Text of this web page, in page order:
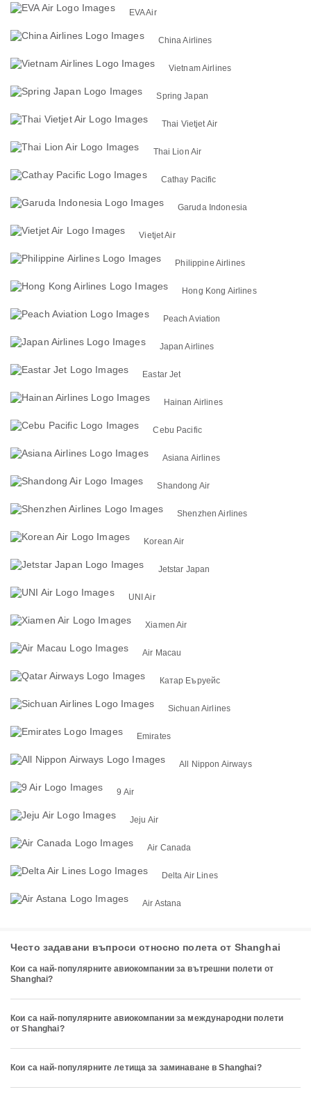
EVA Air
China Airlines
Vietnam Airlines
Spring Japan
Thai Vietjet Air
Thai Lion Air
Cathay Pacific
Garuda Indonesia
Vietjet Air
Philippine Airlines
Hong Kong Airlines
Peach Aviation
Japan Airlines
Eastar Jet
Hainan Airlines
Cebu Pacific
Asiana Airlines
Shandong Air
Shenzhen Airlines
Korean Air
Jetstar Japan
UNI Air
Xiamen Air
Air Macau
Катар Еъруейс
Sichuan Airlines
Emirates
All Nippon Airways
9 Air
Jeju Air
Air Canada
Delta Air Lines
Air Astana
Често задавани въпроси относно полета от Shanghai
Кои са най-популярните авиокомпании за вътрешни полети от
Shanghai?
Кои са най-популярните авиокомпании за международни полети
от Shanghai?
Кои са най-популярните летища за заминаване в Shanghai?